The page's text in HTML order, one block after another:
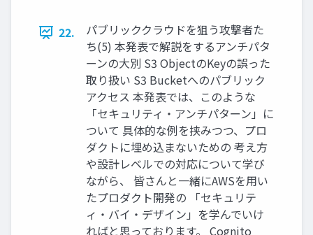
22.
パブリッククラウドを狙う攻撃者た
ち(5) 本発表で解説をするアンチパタ
ーンの大別 S3 ObjectのKeyの誤った
取り扱い S3 Bucketへのパブリック
アクセス 本発表では、このような
「セキュリティ・アンチパターン」に
ついて 具体的な例を挟みつつ、プロ
ダクトに埋め込まないための 考え方
や設計レベルでの対応について学び
ながら、 皆さんと一緒にAWSを用い
たプロダクト開発の 「セキュリテ
ィ・バイ・デザイン」を学んでいけ
ればと思っております。 Cognito